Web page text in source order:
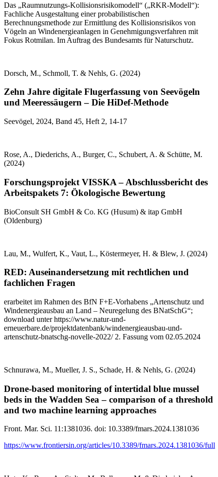
Das „Raumnutzungs-Kollisionsrisikomodell“ („RKR-Modell“):
Fachliche Ausgestaltung einer probabilistischen
Berechnungsmethode zur Ermittlung des Kollisionsrisikos von
Vögeln an Windenergieanlagen in Genehmigungsverfahren mit
Fokus Rotmilan. Im Auftrag des Bundesamts für Naturschutz.
Dorsch, M., Schmoll, T. & Nehls, G. (2024)
Zehn Jahre digitale Flugerfassung von Seevögeln
und Meeressäugern – Die HiDef-Methode
Seevögel, 2024, Band 45, Heft 2, 14-17
Rose, A., Diederichs, A., Burger, C., Schubert, A. & Schütte, M.
(2024)
Forschungsprojekt VISSKA – Abschlussbericht des
Arbeitspakets 7: Ökologische Bewertung
BioConsult SH GmbH & Co. KG (Husum) & itap GmbH
(Oldenburg)
Lau, M., Wulfert, K., Vaut, L., Köstermeyer, H. & Blew, J. (2024)
RED: Auseinandersetzung mit rechtlichen und
fachlichen Fragen
erarbeitet im Rahmen des BfN F+E-Vorhabens „Artenschutz und
Windenergieausbau an Land – Neuregelung des BNatSchG“;
download unter https://www.natur-und-
erneuerbare.de/projektdatenbank/windenergieausbau-und-
artenschutz-bnatschg-novelle-2022/ 2. Fassung vom 02.05.2024
Schnurawa, M., Mueller, J. S., Schade, H. & Nehls, G. (2024)
Drone-based monitoring of intertidal blue mussel
beds in the Wadden Sea – comparison of a threshold
and two machine learning approaches
Front. Mar. Sci. 11:1381036. doi: 10.3389/fmars.2024.1381036
https://www.frontiersin.org/articles/10.3389/fmars.2024.1381036/full